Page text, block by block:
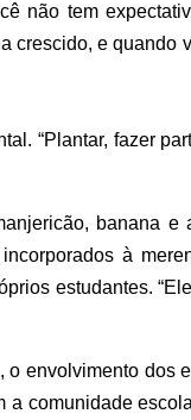
não tem
crescido, e quando
“Plantar, fazer
banana e
à
estudantes.
o envolvimento dos
a comunidade